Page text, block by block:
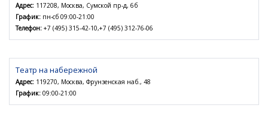
Адрес: 117208, Москва, Сумской пр-д, 6б
График: пн-сб 09:00-21:00
Телефон: +7 (495) 315-42-10,+7 (495) 312-76-06
Театр на набережной
Адрес: 119270, Москва, Фрунзенская наб., 48
График: 09:00-21:00